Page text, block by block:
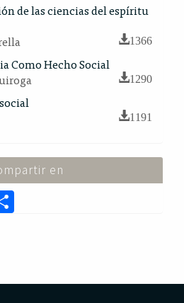
de las ciencias del espíritu
1366
Como Hecho Social
1290
1191
en